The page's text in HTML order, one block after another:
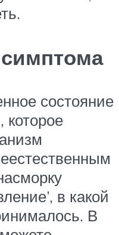
состояние
которое
в какой
В